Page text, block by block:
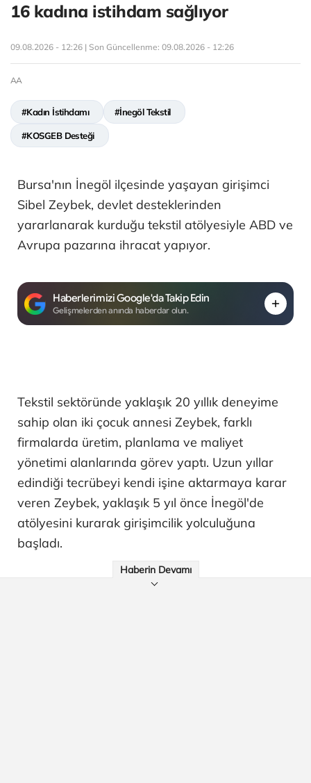
16 kadına istihdam sağlıyor
09.08.2026 - 12:26 | Son Güncellenme: 09.08.2026 - 12:26
AA
#Kadın İstihdamı #İnegöl Tekstil
#KOSGEB Desteği
Bursa'nın İnegöl ilçesinde yaşayan girişimci
Sibel Zeybek, devlet desteklerinden
yararlanarak kurduğu tekstil atölyesiyle ABD ve
Avrupa pazarına ihracat yapıyor.
Haberlerimizi Google'da Takip Edin
Gelişmelerden anında haberdar olun.
Tekstil sektöründe yaklaşık 20 yıllık deneyime
sahip olan iki çocuk annesi Zeybek, farklı
firmalarda üretim, planlama ve maliyet
yönetimi alanlarında görev yaptı. Uzun yıllar
edindiği tecrübeyi kendi işine aktarmaya karar
veren Zeybek, yaklaşık 5 yıl önce İnegöl'de
atölyesini kurarak girişimcilik yolculuğuna
başladı.
Haberin Devamı